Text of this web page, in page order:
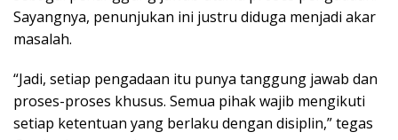
Sayangnya, penunjukan ini justru diduga menjadi akar
masalah.
“Jadi, setiap pengadaan itu punya tanggung jawab dan
proses-proses khusus. Semua pihak wajib mengikuti
setiap ketentuan yang berlaku dengan disiplin,” tegas